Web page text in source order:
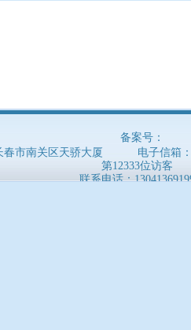
备案号：
春市南关区天骄大厦 电子信箱：
第12333位访客
联系电话：